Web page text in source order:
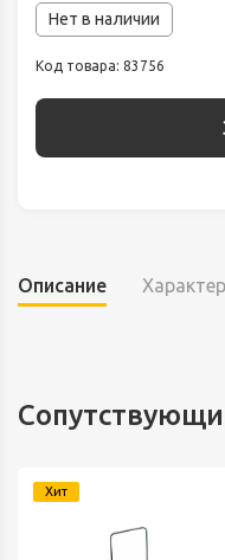
Нет в наличии
Код товара: 83756
Описание
Хит